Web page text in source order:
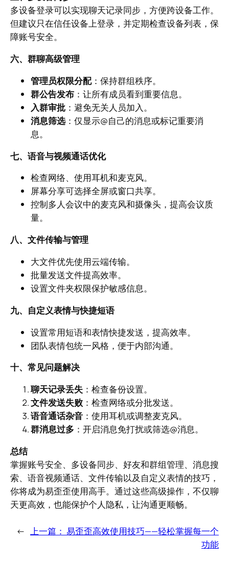
多设备登录可以实现聊天记录同步，方便跨设备工作。
但建议只在信任设备上登录，并定期检查设备列表，保
障账号安全。
六、群聊高级管理
管理员权限分配：保持群组秩序。
群公告发布 ：让所有成员看到重要信息。
入群审批 ：避免无关人员加入。
消息筛选：仅显示@自己的消息或标记重要消
息。
七、语音与视频通话优化
检查网络、使用耳机和麦克风。
屏幕分享可选择全屏或窗口共享。
控制多人会议中的麦克风和摄像头，提高会议质
量。
八、文件传输与管理
大文件优先使用云端传输。
批量发送文件提高效率。
设置文件夹权限保护敏感信息。
九、自定义表情与快捷短语
设置常用短语和表情快捷发送，提高效率。
团队表情包统一风格，便于内部沟通。
十、常见问题解决
聊天记录丢失 ：检查备份设置。
文件发送失败 ：检查网络或分批发送。
语音通话杂音 ：使用耳机或调整麦克风。
群消息过多 ：开启消息免打扰或筛选@消息。
总结
掌握账号安全、多设备同步、好友和群组管理、消息搜
索、语音视频通话、文件传输以及自定义表情的技巧，
你将成为易歪歪使用高手。通过这些高级操作，不仅聊
天更高效，也能保护个人隐私，让沟通更顺畅。
← 上一篇： 易歪歪高效使用技巧——轻松掌握每一个
功能